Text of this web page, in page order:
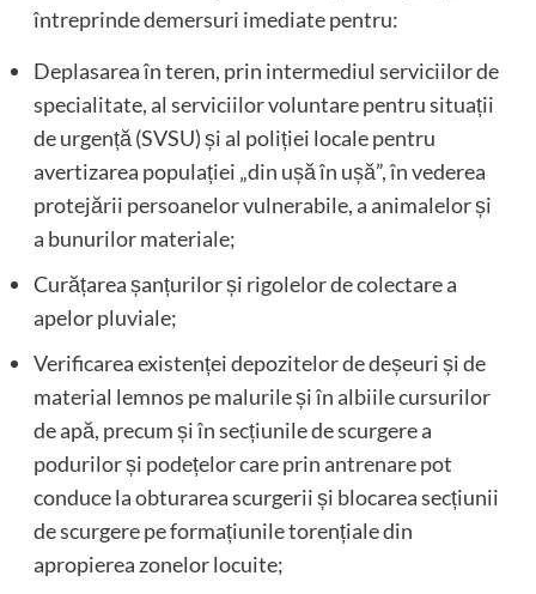
întreprinde demersuri imediate pentru:
Deplasarea în teren, prin intermediul serviciilor de
specialitate, al serviciilor voluntare pentru situații
de urgență (SVSU) și al poliției locale pentru
avertizarea populației „din ușă în ușă”, în vederea
protejării persoanelor vulnerabile, a animalelor și
a bunurilor materiale;
Curățarea șanțurilor și rigolelor de colectare a
apelor pluviale;
Verificarea existenței depozitelor de deșeuri și de
material lemnos pe malurile și în albiile cursurilor
de apă, precum și în secțiunile de scurgere a
podurilor și podețelor care prin antrenare pot
conduce la obturarea scurgerii și blocarea secțiunii
de scurgere pe formațiunile torențiale din
apropierea zonelor locuite;